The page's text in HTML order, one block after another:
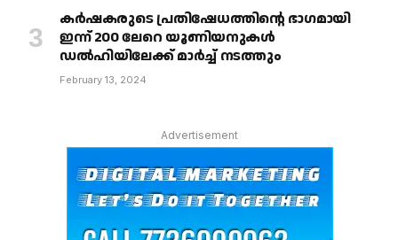
കർഷകരുടെ പ്രതിഷേധത്തിൻ്റെ ഭാഗമായി
ഇന്ന് 200 ലേറെ യൂണിയനുകൾ
ഡൽഹിയിലേക്ക് മാർച്ച് നടത്തും
February 13, 2024
Advertisement